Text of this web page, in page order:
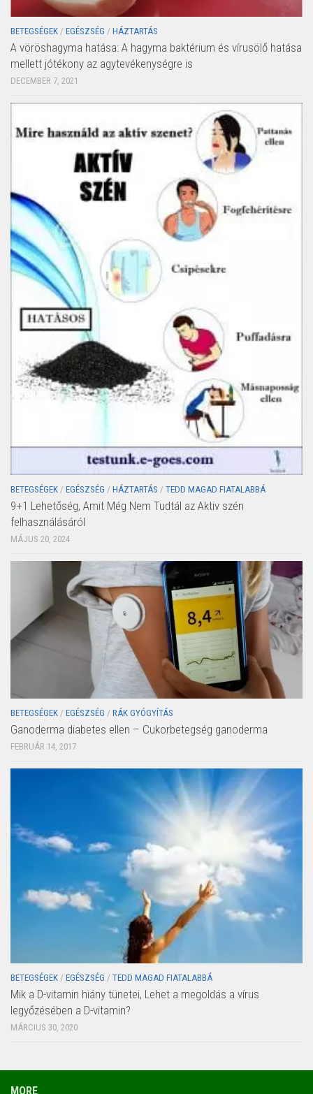
BETEGSÉGEK / EGÉSZSÉG / HÁZTARTÁS
A vöröshagyma hatása: A hagyma baktérium és vírusölő hatása
mellett jótékony az agytevékenységre is
DECEMBER 7, 2021
BETEGSÉGEK / EGÉSZSÉG / HÁZTARTÁS / TEDD MAGAD FIATALABBÁ
9+1 Lehetőség, Amit Még Nem Tudtál az Aktiv szén
felhasználásáról
MÁJUS 20, 2024
BETEGSÉGEK / EGÉSZSÉG / RÁK GYÓGYÍTÁS
Ganoderma diabetes ellen – Cukorbetegség ganoderma
FEBRUÁR 14, 2017
BETEGSÉGEK / EGÉSZSÉG / TEDD MAGAD FIATALABBÁ
Mik a D-vitamin hiány tünetei, Lehet a megoldás a vírus
legyőzésében a D-vitamin?
MÁRCIUS 30, 2020
MORE